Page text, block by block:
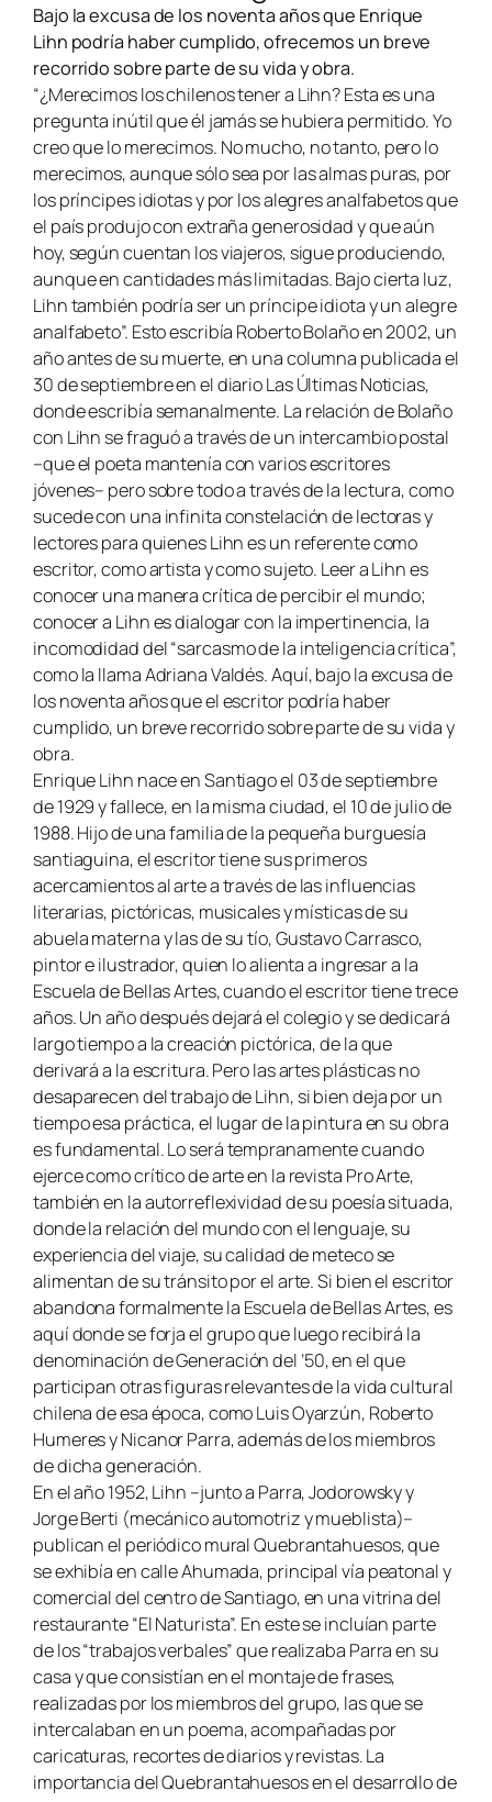
Bajo la excusa de los noventa años que Enrique
Lihn podría haber cumplido, ofrecemos un breve
recorrido sobre parte de su vida y obra.
“¿Merecimos los chilenos tener a Lihn? Esta es una
pregunta inútil que él jamás se hubiera permitido. Yo
creo que lo merecimos. No mucho, no tanto, pero lo
merecimos, aunque sólo sea por las almas puras, por
los príncipes idiotas y por los alegres analfabetos que
el país produjo con extraña generosidad y que aún
hoy, según cuentan los viajeros, sigue produciendo,
aunque en cantidades más limitadas. Bajo cierta luz,
Lihn también podría ser un príncipe idiota y un alegre
analfabeto”. Esto escribía Roberto Bolaño en 2002, un
año antes de su muerte, en una columna publicada el
30 de septiembre en el diario Las Últimas Noticias,
donde escribía semanalmente. La relación de Bolaño
con Lihn se fraguó a través de un intercambio postal
–que el poeta mantenía con varios escritores
jóvenes– pero sobre todo a través de la lectura, como
sucede con una infinita constelación de lectoras y
lectores para quienes Lihn es un referente como
escritor, como artista y como sujeto. Leer a Lihn es
conocer una manera crítica de percibir el mundo;
conocer a Lihn es dialogar con la impertinencia, la
incomodidad del “sarcasmo de la inteligencia crítica”,
como la llama Adriana Valdés. Aquí, bajo la excusa de
los noventa años que el escritor podría haber
cumplido, un breve recorrido sobre parte de su vida y
obra.
Enrique Lihn nace en Santiago el 03 de septiembre
de 1929 y fallece, en la misma ciudad, el 10 de julio de
1988. Hijo de una familia de la pequeña burguesía
santiaguina, el escritor tiene sus primeros
acercamientos al arte a través de las influencias
literarias, pictóricas, musicales y místicas de su
abuela materna y las de su tío, Gustavo Carrasco,
pintor e ilustrador, quien lo alienta a ingresar a la
Escuela de Bellas Artes, cuando el escritor tiene trece
años. Un año después dejará el colegio y se dedicará
largo tiempo a la creación pictórica, de la que
derivará a la escritura. Pero las artes plásticas no
desaparecen del trabajo de Lihn, si bien deja por un
tiempo esa práctica, el lugar de la pintura en su obra
es fundamental. Lo será tempranamente cuando
ejerce como crítico de arte en la revista Pro Arte,
también en la autorreflexividad de su poesía situada,
donde la relación del mundo con el lenguaje, su
experiencia del viaje, su calidad de meteco se
alimentan de su tránsito por el arte. Si bien el escritor
abandona formalmente la Escuela de Bellas Artes, es
aquí donde se forja el grupo que luego recibirá la
denominación de Generación del ’50, en el que
participan otras figuras relevantes de la vida cultural
chilena de esa época, como Luis Oyarzún, Roberto
Humeres y Nicanor Parra, además de los miembros
de dicha generación.
En el año 1952, Lihn –junto a Parra, Jodorowsky y
Jorge Berti (mecánico automotriz y mueblista)–
publican el periódico mural Quebrantahuesos, que
se exhibía en calle Ahumada, principal vía peatonal y
comercial del centro de Santiago, en una vitrina del
restaurante “El Naturista”. En este se incluían parte
de los “trabajos verbales” que realizaba Parra en su
casa y que consistían en el montaje de frases,
realizadas por los miembros del grupo, las que se
intercalaban en un poema, acompañadas por
caricaturas, recortes de diarios y revistas. La
importancia del Quebrantahuesos en el desarrollo de